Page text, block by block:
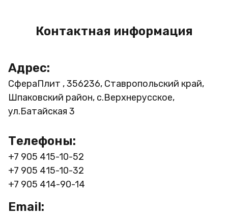
Контактная информация
Адрес:
СфераПлит , 356236, Ставропольский край,
Шпаковский район, с.Верхнерусское,
ул.Батайская 3
Телефоны:
+7 905 415-10-52
+7 905 415-10-32
+7 905 414-90-14
Email: